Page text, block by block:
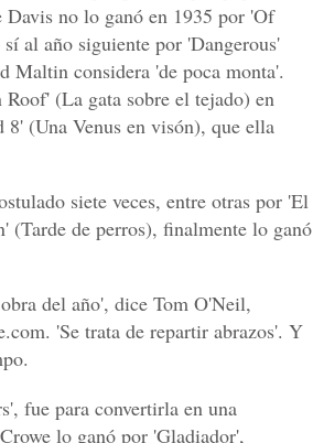
no lo ganó en 1935 por 'Of
al año siguiente por 'Dangerous'
Maltin considera 'de poca monta'.
(La gata sobre el tejado) en
8' (Una Venus en visón), que ella
siete veces, entre otras por 'El
de perros), finalmente lo ganó
del año', dice Tom O'Neil,
'Se trata de repartir abrazos'. Y
fue para convertirla en una
lo ganó por 'Gladiador',